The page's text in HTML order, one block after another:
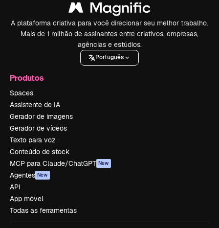
A plataforma criativa para você direcionar seu melhor trabalho.
Mais de 1 milhão de assinantes entre criativos, empresas,
agências e estúdios.
Português
Produtos
Spaces
Assistente de IA
Gerador de imagens
Gerador de vídeos
Texto para voz
Conteúdo de stock
MCP para Claude/ChatGPT New
Agentes New
API
App móvel
Todas as ferramentas